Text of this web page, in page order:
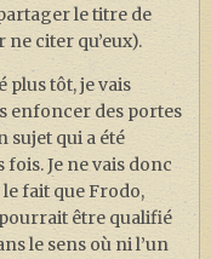
le titre de
citer qu’eux).
plus tôt, je vais
enfoncer des portes
sujet qui a été
Je ne vais donc
fait que Frodo,
être qualifié
le sens où ni l’un